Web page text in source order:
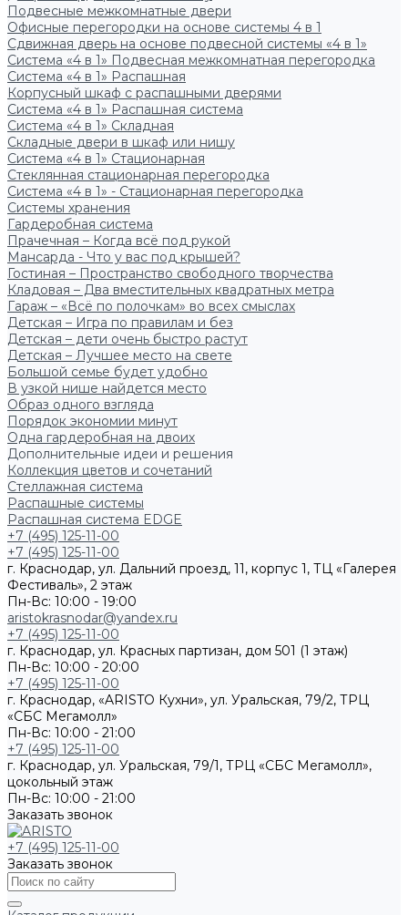
Подвесные межкомнатные двери
Офисные перегородки на основе системы 4 в 1
Сдвижная дверь на основе подвесной системы «4 в 1»
Система «4 в 1» Подвесная межкомнатная перегородка
Система «4 в 1» Распашная
Корпусный шкаф с распашными дверями
Система «4 в 1» Распашная система
Система «4 в 1» Складная
Складные двери в шкаф или нишу
Система «4 в 1» Стационарная
Стеклянная стационарная перегородка
Система «4 в 1» - Стационарная перегородка
Системы хранения
Гардеробная система
Прачечная – Когда всё под рукой
Мансарда - Что у вас под крышей?
Гостиная – Пространство свободного творчества
Кладовая – Два вместительных квадратных метра
Гараж – «Всё по полочкам» во всех смыслах
Детская – Игра по правилам и без
Детская – дети очень быстро растут
Детская – Лучшее место на свете
Большой семье будет удобно
В узкой нише найдется место
Образ одного взгляда
Порядок экономии минут
Одна гардеробная на двоих
Дополнительные идеи и решения
Коллекция цветов и сочетаний
Стеллажная система
Распашные системы
Распашная система EDGE
+7 (495) 125-11-00
+7 (495) 125-11-00
г. Краснодар, ул. Дальний проезд, 11, корпус 1, ТЦ «Галерея
Фестиваль», 2 этаж
Пн-Вс: 10:00 - 19:00
aristokrasnodar@yandex.ru
+7 (495) 125-11-00
г. Краснодар, ул. Красных партизан, дом 501 (1 этаж)
Пн-Вс: 10:00 - 20:00
+7 (495) 125-11-00
г. Краснодар, «ARISTO Кухни», ул. Уральская, 79/2, ТРЦ
«СБС Мегамолл»
Пн-Вс: 10:00 - 21:00
+7 (495) 125-11-00
г. Краснодар, ул. Уральская, 79/1, ТРЦ «СБС Мегамолл»,
цокольный этаж
Пн-Вс: 10:00 - 21:00
Заказать звонок
+7 (495) 125-11-00
Заказать звонок